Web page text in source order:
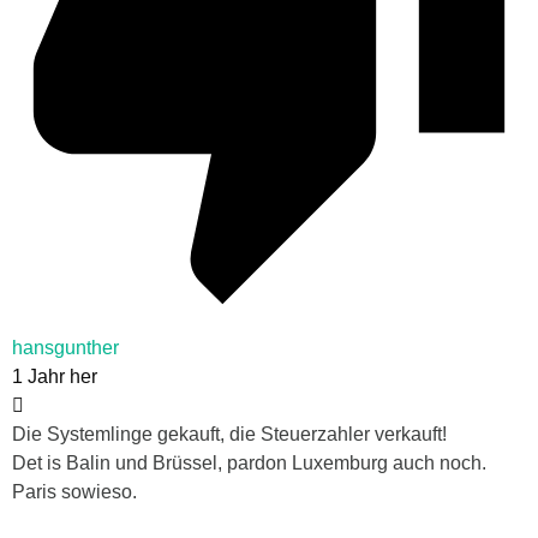
hansgunther
1 Jahr her
Die Systemlinge gekauft, die Steuerzahler verkauft!
Det is Balin und Brüssel, pardon Luxemburg auch noch.
Paris sowieso.